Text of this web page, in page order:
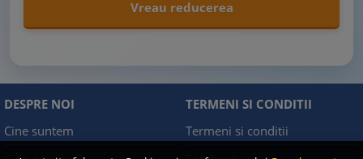
DESPRE NOI
Cine suntem
TERMENI SI CONDITII
Termeni si conditii